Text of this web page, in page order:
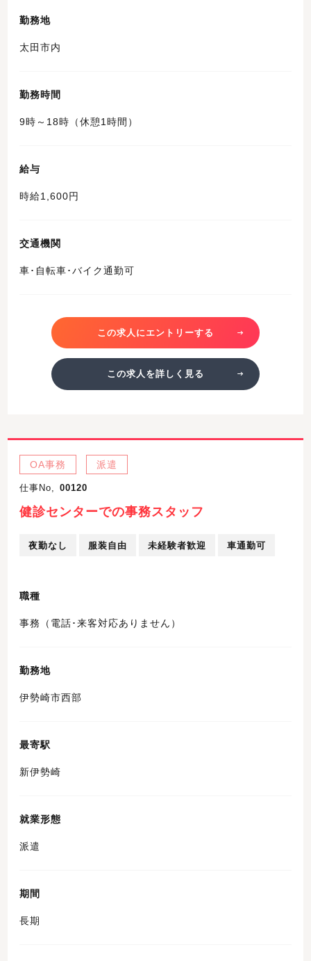
勤務地
太田市内
勤務時間
9時～18時（休憩1時間）
給与
時給1,600円
交通機関
車･自転車･バイク通勤可
この求人にエントリーする
この求人を詳しく見る
OA事務 派遣
仕事No, 00120
健診センターでの事務スタッフ
夜勤なし 服装自由 未経験者歓迎 車通勤可
職種
事務（電話･来客対応ありません）
勤務地
伊勢崎市西部
最寄駅
新伊勢崎
就業形態
派遣
期間
長期